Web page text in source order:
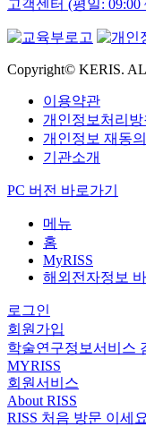
고객센터 (평일: 09:00
Copyright© KERIS.
이용약관
개인정보처리방
개인정보 재동의
기관소개
PC 버전 바로가기
메뉴
홈
MyRISS
해외전자정보 바
로그인
회원가입
학술연구정보서비스
MYRISS
회원서비스
About RISS
RISS 처음 방문 이세